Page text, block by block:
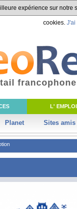
expérience sur
cookies. J'ai
L' EMPLOI
Planet Sites amis